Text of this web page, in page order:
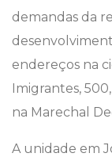
demandas da
endereços na
Imigrantes,
na Marechal
A unidade em